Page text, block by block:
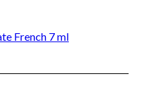
French 7 ml